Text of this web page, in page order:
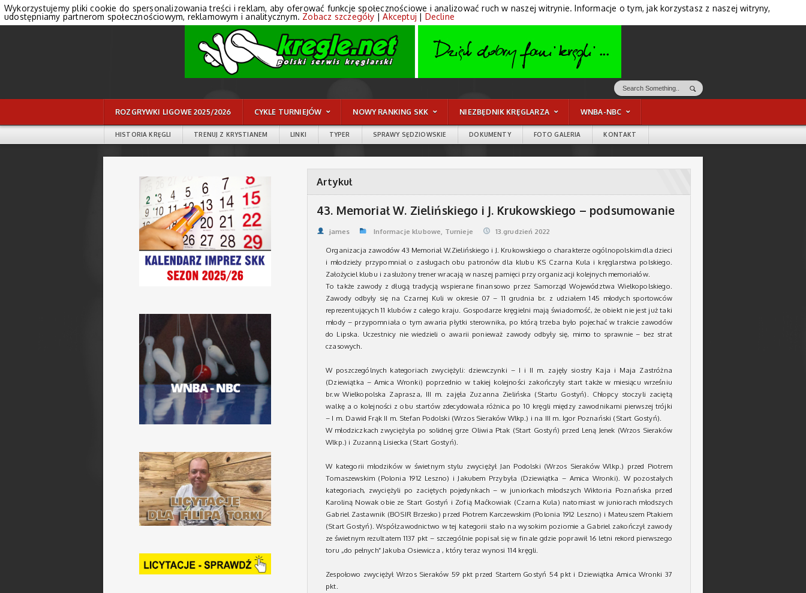
ROZGRYWKI LIGOWE 2025/2026 CYKLE TURNIEJÓW NOWY RANKING SKK NIEZBĘDNIK KRĘGLARZA WNBA-NBC
HISTORIA KRĘGLI TRENUJ Z KRYSTIANEM LINKI TYPER SPRAWY SĘDZIOWSKIE DOKUMENTY FOTO GALERIA KONTAKT
Artykuł
43. Memoriał W. Zielińskiego i J. Krukowskiego – podsumowanie
james Informacje klubowe, Turnieje 13.grudzień 2022
Organizacja zawodów 43 Memoriał W.Zielińskiego i J. Krukowskiego o charakterze ogólnopolskim dla dzieci
i młodzieży przypomniał o zasługach obu patronów dla klubu KS Czarna Kula i kręglarstwa polskiego.
Założyciel klubu i zasłużony trener wracają w naszej pamięci przy organizacji kolejnych memoriałów.
To także zawody z długą tradycją wspierane finansowo przez Samorząd Województwa Wielkopolskiego.
Zawody odbyły się na Czarnej Kuli w okresie 07 – 11 grudnia br. z udziałem 145 młodych sportowców
reprezentujących 11 klubów z całego kraju. Gospodarze kręgielni mają świadomość, że obiekt nie jest już taki
młody – przypomniała o tym awaria płytki sterownika, po którą trzeba było pojechać w trakcie zawodów
do Lipska. Uczestnicy nie wiedzieli o awarii ponieważ zawody odbyły się, mimo to sprawnie – bez strat
czasowych.
W poszczególnych kategoriach zwyciężyli: dziewczynki – I i II m. zajęły siostry Kaja i Maja Zastróżna
(Dziewiątka – Amica Wronki) poprzednio w takiej kolejności zakończyły start także w miesiącu wrześniu
br.w Wielkopolska Zaprasza, III m. zajęła Zuzanna Zielińska (Startu Gostyń). Chłopcy stoczyli zaciętą
walkę a o kolejności z obu startów zdecydowała różnica po 10 kręgli między zawodnikami pierwszej trójki
– I m. Dawid Frąk II m. Stefan Podolski (Wrzos Sieraków Wlkp.) i na III m. Igor Poznański (Start Gostyń).
W młodziczkach zwyciężyła po solidnej grze Oliwia Ptak (Start Gostyń) przed Leną Jenek (Wrzos Sieraków
Wlkp.) i Zuzanną Lisiecka (Start Gostyń).
W kategorii młodzików w świetnym stylu zwyciężył Jan Podolski (Wrzos Sieraków Wlkp.) przed Piotrem
Tomaszewskim (Polonia 1912 Leszno) i Jakubem Przybyła (Dziewiątka – Amica Wronki). W pozostałych
kategoriach, zwyciężyli po zaciętych pojedynkach – w juniorkach młodszych Wiktoria Poznańska przed
Karoliną Nowak obie ze Start Gostyń i Zofią Maćkowiak (Czarna Kula) natomiast w juniorach młodszych
Gabriel Zastawnik (BOSIR Brzesko) przed Piotrem Karczewskim (Polonia 1912 Leszno) i Mateuszem Ptakiem
(Start Gostyń). Współzawodnictwo w tej kategorii stało na wysokim poziomie a Gabriel zakończył zawody
ze świetnym rezultatem 1137 pkt – szczególnie popisał się w finale gdzie poprawił 16 letni rekord pierwszego
toru „do pełnych” Jakuba Osiewicza , który teraz wynosi 114 kręgli.
Zespołowo zwyciężył Wrzos Sieraków 59 pkt przed Startem Gostyń 54 pkt i Dziewiątka Amica Wronki 37
pkt.
Wykorzystujemy pliki cookie do spersonalizowania treści i reklam, aby oferować funkcje społecznościowe i analizować ruch w naszej witrynie. Informacje o tym, jak korzystasz z naszej witryny,
udostępniamy partnerom społecznościowym, reklamowym i analitycznym. Zobacz szczegóły |Akceptuj | Decline